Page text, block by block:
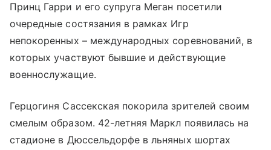
Принц Гарри и его супруга Меган посетили
очередные состязания в рамках Игр
непокоренных – международных соревнований, в
которых участвуют бывшие и действующие
военнослужащие.
Герцогиня Сассекская покорила зрителей своим
смелым образом. 42-летняя Маркл появилась на
стадионе в Дюссельдорфе в льняных шортах